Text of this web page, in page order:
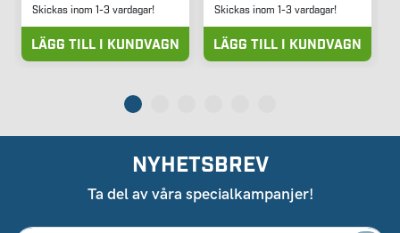
Skickas inom 1-3 vardagar!
LÄGG TILL I KUNDVAGN
Skickas inom 1-3 vardagar!
LÄGG TILL I KUNDVAGN
NYHETSBREV
Ta del av våra specialkampanjer!